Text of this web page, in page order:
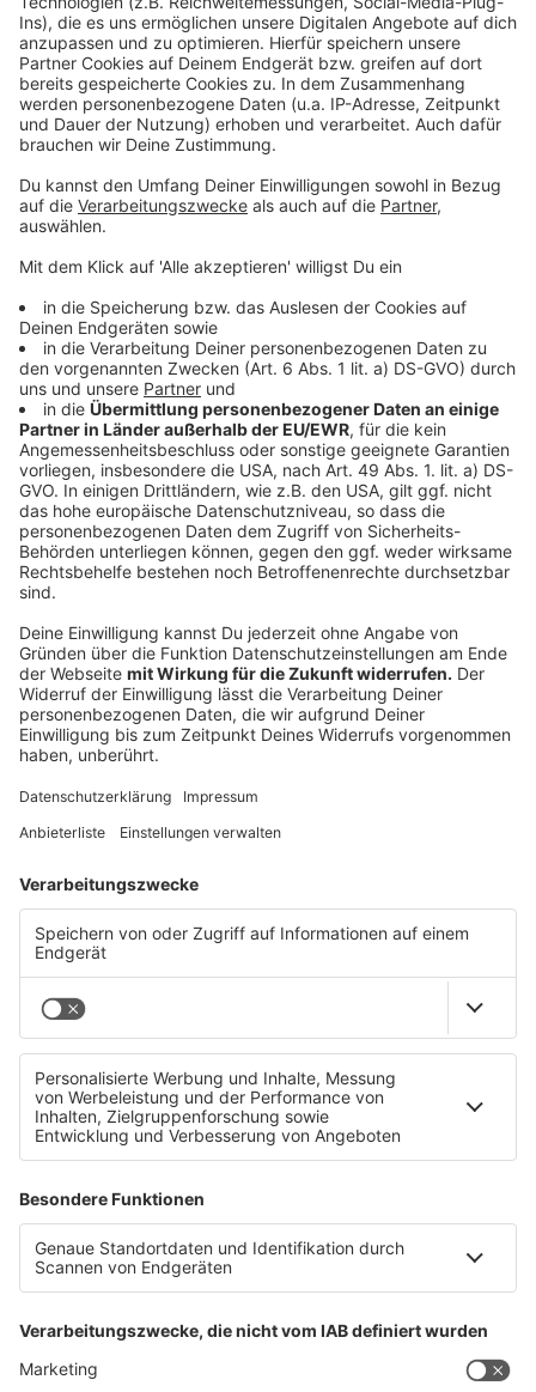
Nachwuchs-Fußballer bei Unfall in Maria Schmolln
verletzt